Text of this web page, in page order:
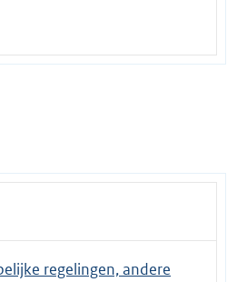
regelingen, andere